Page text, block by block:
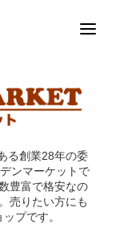
る創業28年の委
ンマーケットで
豊富で格安なの
売りたい方にも
プです。